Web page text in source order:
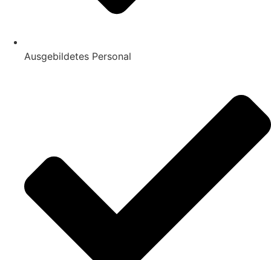
Ausgebildetes Personal